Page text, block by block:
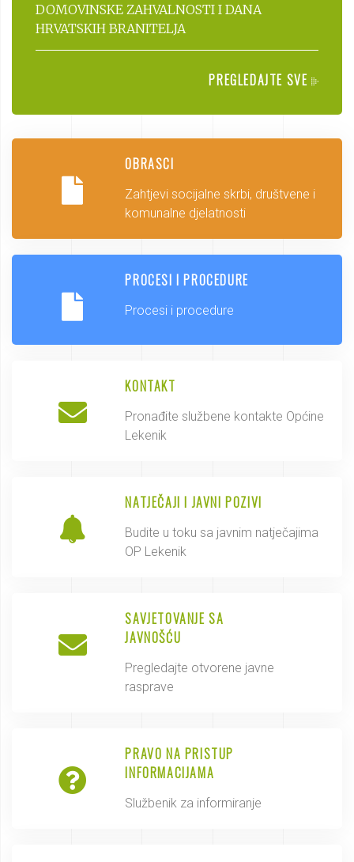
DOMOVINSKE ZAHVALNOSTI I DANA
HRVATSKIH BRANITELJA
PREGLEDAJTE SVE
OBRASCI
Zahtjevi socijalne skrbi, društvene i
komunalne djelatnosti
PROCESI I PROCEDURE
Procesi i procedure
KONTAKT
Pronađite službene kontakte Općine
Lekenik
NATJEČAJI I JAVNI POZIVI
Budite u toku sa javnim natječajima
OP Lekenik
SAVJETOVANJE SA
JAVNOŠĆU
Pregledajte otvorene javne
rasprave
PRAVO NA PRISTUP
INFORMACIJAMA
Službenik za informiranje